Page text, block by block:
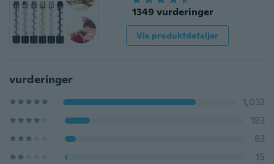
1349 vurderinger
Vis produktdetaljer
vurderinger
1,032
183
83
15